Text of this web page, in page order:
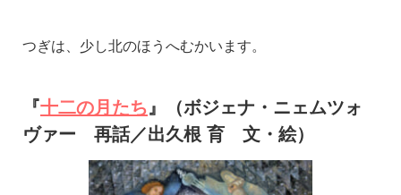
つぎは、少し北のほうへむかいます。
『十二の月たち』（ボジェナ・ニェムツォ
ヴァー 再話／出久根 育 文・絵）